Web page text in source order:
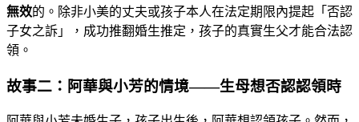
無效的。除非小美的丈夫或孩子本人在法定期限內提起「否認
子女之訴」，成功推翻婚生推定，孩子的真實生父才能合法認
領。
故事二：阿華與小芳的情境——生母想否認認領時